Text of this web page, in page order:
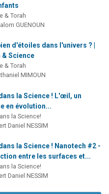
& Torah
GUENOUN
d'étoiles dans l'univers ? |
& Science
& Torah
MIMOUN
la Science ! L'œil, un
en évolution...
la Science!
Daniel NESSIM
la Science ! Nanotech #2 -
entre les surfaces et...
la Science!
Daniel NESSIM